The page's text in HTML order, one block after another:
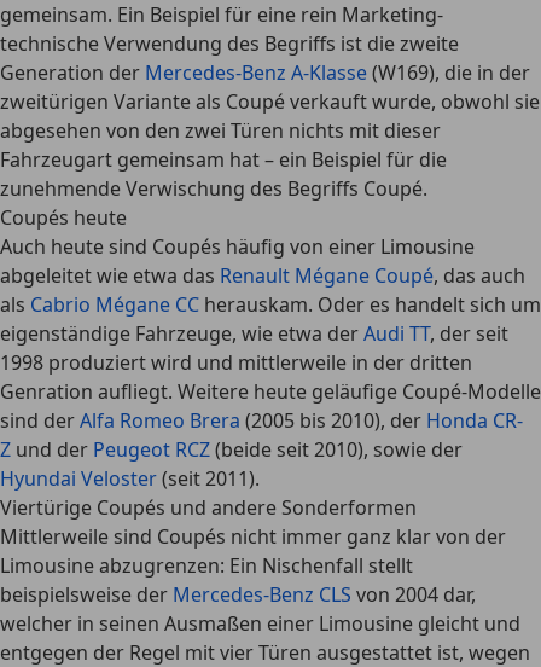
gemeinsam. Ein Beispiel für eine rein Marketing-
technische Verwendung des Begriffs ist die zweite
Generation der Mercedes-Benz A-Klasse(W169), die in der
zweitürigen Variante als Coupé verkauft wurde, obwohl sie
abgesehen von den zwei Türen nichts mit dieser
Fahrzeugart gemeinsam hat – ein Beispiel für die
zunehmende Verwischung des Begriffs Coupé.
Coupés heute
Auch heute sind Coupés häufig von einer Limousine
abgeleitet wie etwa das Renault Mégane Coupé, das auch
als Cabrio Mégane CC herauskam. Oder es handelt sich um
eigenständige Fahrzeuge, wie etwa derAudi TT, der seit
1998 produziert wird und mittlerweile in der dritten
Genration aufliegt. Weitere heute geläufige Coupé-Modelle
sind derAlfa Romeo Brera (2005 bis 2010), der Honda CR-
Z und der Peugeot RCZ(beide seit 2010), sowie der
Hyundai Veloster(seit 2011).
Viertürige Coupés und andere Sonderformen
Mittlerweile sind Coupés nicht immer ganz klar von der
Limousine abzugrenzen: Ein Nischenfall stellt
beispielsweise der Mercedes-Benz CLS von 2004 dar,
welcher in seinen Ausmaßen einer Limousine gleicht und
entgegen der Regel mit vier Türen ausgestattet ist, wegen